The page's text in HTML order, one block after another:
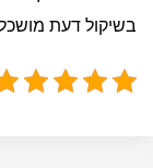
בשיקול דעת